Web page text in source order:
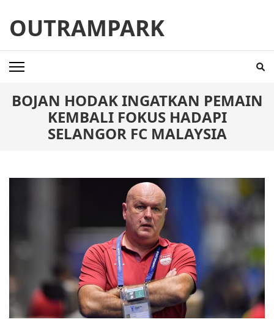
content
(Press
Enter)
OUTRAMPARK
BOJAN HODAK INGATKAN PEMAIN
KEMBALI FOKUS HADAPI
SELANGOR FC MALAYSIA